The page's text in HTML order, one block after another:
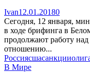
Ivan12.01.20180
Сегодня, 12 января,
в ходе брифинга в
продолжают работу
отношению...
Россиясшасанкции
В Мире